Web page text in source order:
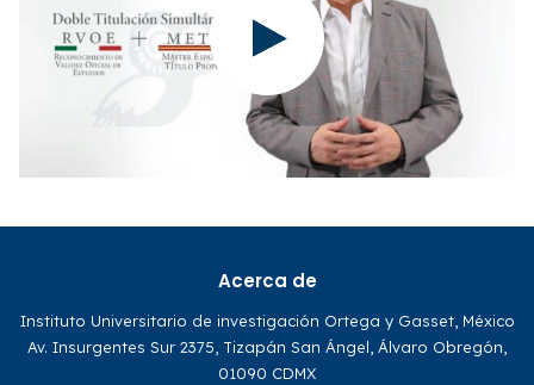
Acerca de
Instituto Universitario de investigación Ortega y Gasset, México
Av. Insurgentes Sur 2375, Tizapán San Ángel, Álvaro Obregón,
01090 CDMX